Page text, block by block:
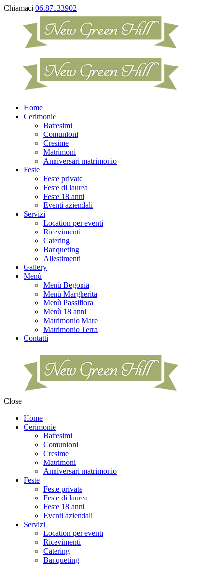
Chiamaci 06.87133902
Home
Cerimonie
Battesimi
Comunioni
Cresime
Matrimoni
Anniversari matrimonio
Feste
Feste private
Feste di laurea
Feste 18 anni
Eventi aziendali
Servizi
Location per eventi
Ricevimenti
Catering
Banqueting
Allestimenti
Gallery
Menù
Menù Begonia
Menù Margherita
Menù Passiflora
Menù 18 anni
Matrimonio Mare
Matrimonio Terra
Contatti
Close
Home
Cerimonie
Battesimi
Comunioni
Cresime
Matrimoni
Anniversari matrimonio
Feste
Feste private
Feste di laurea
Feste 18 anni
Eventi aziendali
Servizi
Location per eventi
Ricevimenti
Catering
Banqueting